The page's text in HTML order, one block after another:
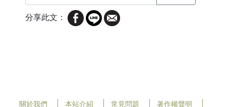
分享此文：
關於我們 本站介紹 常見問題 著作權聲明